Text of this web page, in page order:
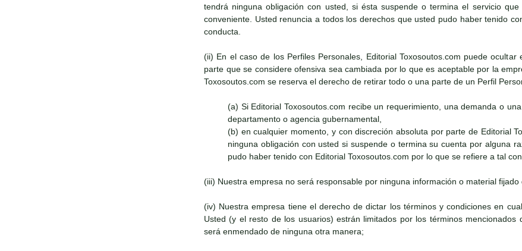
tendrá ninguna obligación con usted, si ésta suspende o termina el servicio
conveniente. Usted renuncia a todos los derechos que usted pudo haber tenido
conducta.
(ii) En el caso de los Perfiles Personales, Editorial Toxosoutos.com puede
parte que se considere ofensiva sea cambiada por lo que es aceptable por la
Toxosoutos.com se reserva el derecho de retirar todo o una parte de un Perfil
(a) Si Editorial Toxosoutos.com recibe un requerimiento, una demanda o
departamento o agencia gubernamental,
(b) en cualquier momento, y con discreción absoluta por parte de Editorial
ninguna obligación con usted si suspende o termina su cuenta por alguna
pudo haber tenido con Editorial Toxosoutos.com por lo que se refiere a tal
(iii) Nuestra empresa no será responsable por ninguna información o material fijado
(iv) Nuestra empresa tiene el derecho de dictar los términos y condiciones en
Usted (y el resto de los usuarios) estrán limitados por los términos
será enmendado de ninguna otra manera;